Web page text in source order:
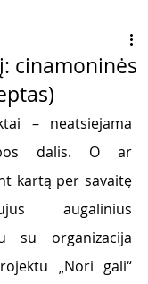
cinamoninės
– neatsiejama
dalis. O ar
kartą per savaitę
augalinius
„Nori gali“